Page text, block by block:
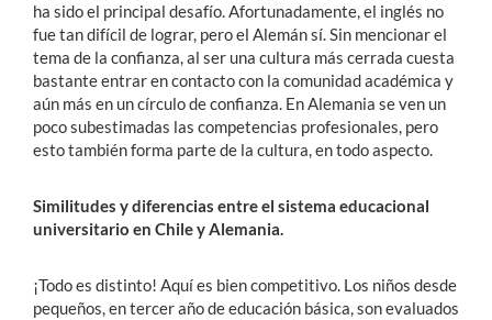
ha sido el principal desafío. Afortunadamente, el inglés no
fue tan difícil de lograr, pero el Alemán sí. Sin mencionar el
tema de la confianza, al ser una cultura más cerrada cuesta
bastante entrar en contacto con la comunidad académica y
aún más en un círculo de confianza. En Alemania se ven un
poco subestimadas las competencias profesionales, pero
esto también forma parte de la cultura, en todo aspecto.
Similitudes y diferencias entre el sistema educacional
universitario en Chile y Alemania.
¡Todo es distinto! Aquí es bien competitivo. Los niños desde
pequeños, en tercer año de educación básica, son evaluados